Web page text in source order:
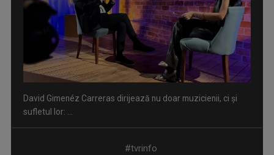
David Gimenéz Carreras dirijează nu doar muzicienii, ci și
sufletul lor: ...
#tvrinfo